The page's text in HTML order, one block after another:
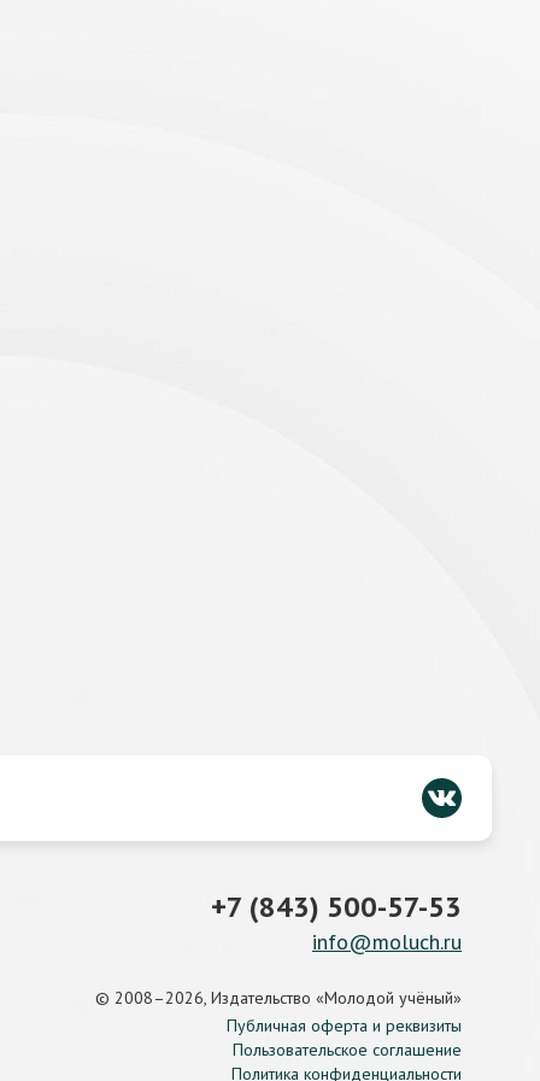
+7 (843) 500-57-53
info@moluch.ru
© 2008–2026, Издательство «Молодой учёный»
Публичная оферта и реквизиты
Пользовательское соглашение
Политика конфиденциальности